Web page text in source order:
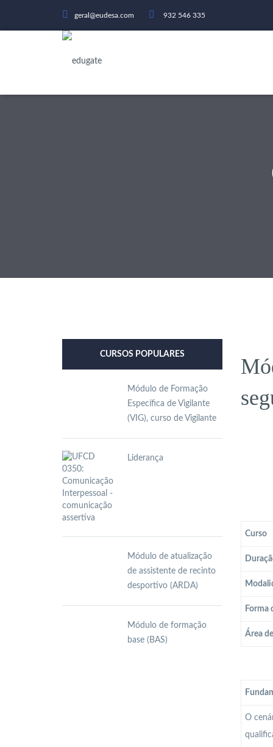
geral@eudesa.com 932 546 335
Curso
Forma
Área
O
CURSOS POPULARES
Módulo de Formação
Específica de Vigilante
(VIG), curso de Vigilante
Liderança
Módulo de atualização
de assistente de recinto
desportivo (ARDA)
Módulo de formação
base (BAS)